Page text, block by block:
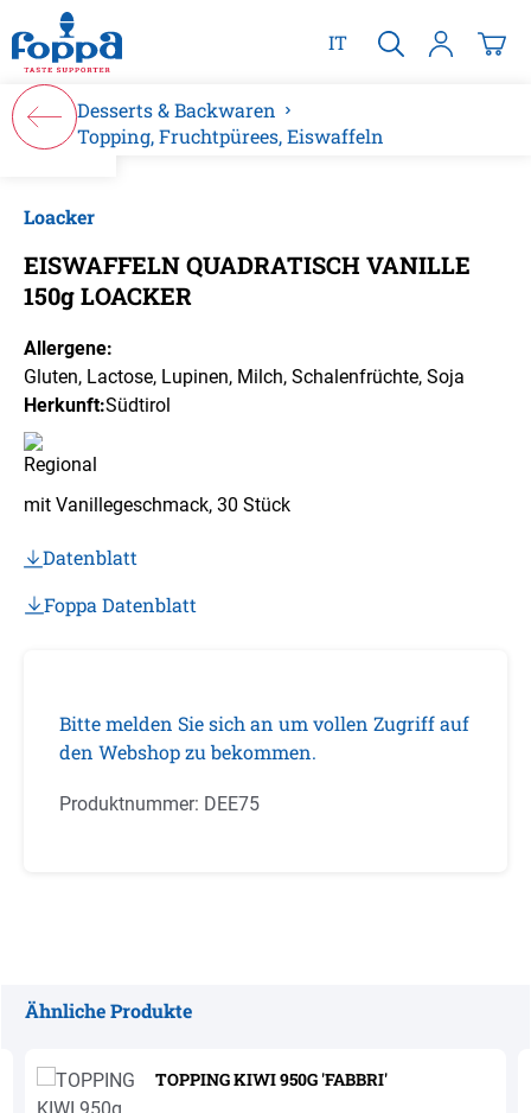
springen
IT
Desserts & Backwaren
Topping, Fruchtpürees, Eiswaffeln
Loacker
EISWAFFELN QUADRATISCH VANILLE
150g LOACKER
Allergene:
Gluten, Lactose, Lupinen, Milch, Schalenfrüchte, Soja
Herkunft:Südtirol
mit Vanillegeschmack, 30 Stück
Datenblatt
Foppa Datenblatt
Bitte melden Sie sich an um vollen Zugriff auf
den Webshop zu bekommen.
Produktnummer: DEE75
Ähnliche Produkte
TOPPING KIWI 950G 'FABBRI'